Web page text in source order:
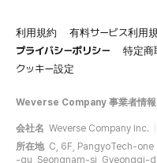
利用規約 有料サービス利用
プライバシーポリシー
特定商
クッキー設定
Weverse Company 事業者情報
会社名 Weverse Company Inc.
所在地 C, 6F, PangyoTech-one
-gu, Seongnam-si, Gyeonggi-